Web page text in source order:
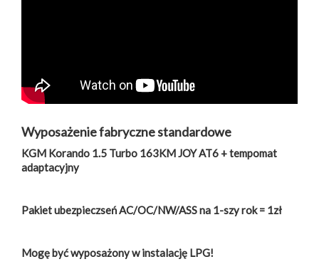
Wyposażenie fabryczne standardowe
KGM Korando 1.5 Turbo 163KM JOY AT6 + tempomat
adaptacyjny
Pakiet ubezpieczseń AC/OC/NW/ASS na 1-szy rok = 1zł
Mogę być wyposażony w instalację LPG!